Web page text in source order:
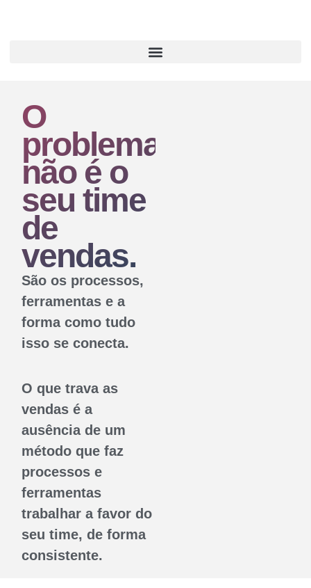
O
problema
não é o
seu time
de
vendas.
São os processos,
ferramentas e a
forma como tudo
isso se conecta.
O que trava as
vendas é a
ausência de um
método que faz
processos e
ferramentas
trabalhar a favor do
seu time, de forma
consistente.